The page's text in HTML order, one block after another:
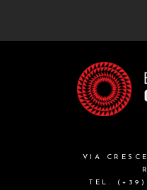
VIA
TEL.